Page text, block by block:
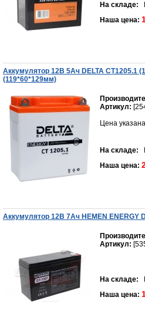
На складе:
Наша цена:
Аккумулятор 12В 5Ач DELTA CT1205.1
(119*60*129мм)
Артикул:
Цена
На складе:
Наша цена:
Аккумулятор 12В 7Aч HEMEN ENERGY
Артикул:
На складе:
Наша цена: